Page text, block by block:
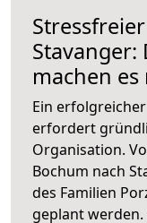
Stavanger:
machen
Ein
erfordert
Organisation.
Bochum nach
des Familien
geplant werden.